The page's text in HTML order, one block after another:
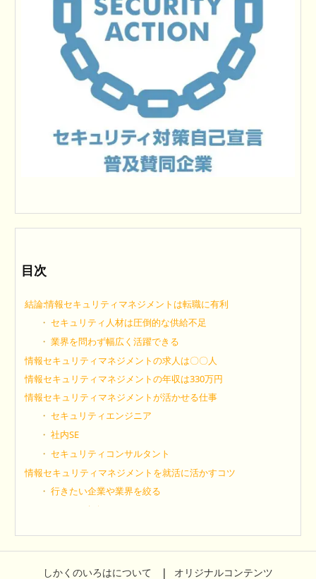
目次
結論:情報セキュリティマネジメントは転職に有利
セキュリティ人材は圧倒的な供給不足
業界を問わず幅広く活躍できる
情報セキュリティマネジメントの求人は〇〇人
情報セキュリティマネジメントの年収は330万円
情報セキュリティマネジメントが活かせる仕事
セキュリティエンジニア
社内SE
セキュリティコンサルタント
情報セキュリティマネジメントを就活に活かすコツ
行きたい企業や業界を絞る
スキルの棚卸しをする
しかくのいろはについて オリジナルコンテンツ